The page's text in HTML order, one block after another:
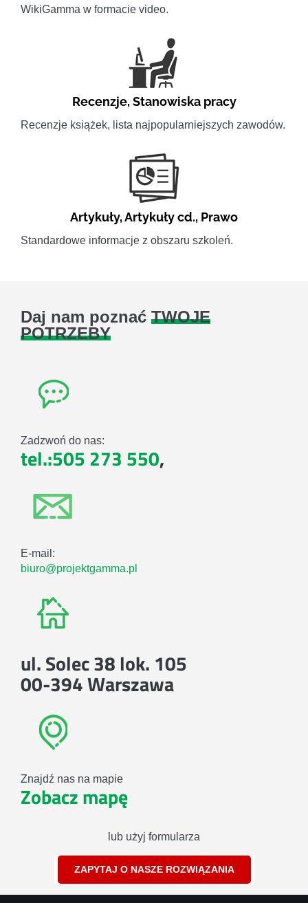
WikiGamma w formacie video.
Recenzje,Stanowiska pracy
Recenzje książek, lista najpopularniejszych zawodów.
Artykuły,Artykuły cd., Prawo
Standardowe informacje z obszaru szkoleń.
Daj nam poznać TWOJE
POTRZEBY
Zadzwoń do nas:
tel.:505 273 550,
E-mail:
biuro@projektgamma.pl
ul. Solec 38 lok. 105
00-394 Warszawa
Znajdź nas na mapie
Zobacz mapę
lub użyj formularza
ZAPYTAJ O NASZE ROZWIĄZANIA